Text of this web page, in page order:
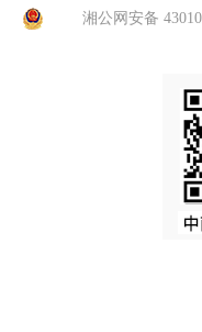
湘公网安备